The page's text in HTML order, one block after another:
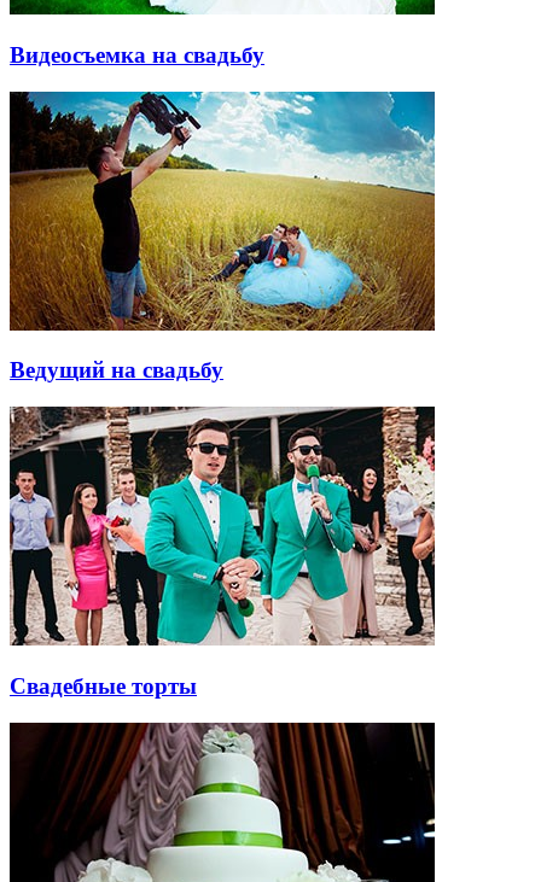
Видеосъемка на свадьбу
Ведущий на свадьбу
Свадебные торты